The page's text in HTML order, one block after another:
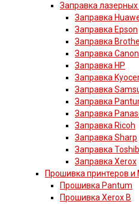
Заправка
Заправка
Заправка Epson
Заправка
Заправка Canon
Заправка HP
Заправка
Заправка
Заправка
Заправка
Заправка Ricoh
Заправка Sharp
Заправка
Заправка Xerox
Прошивка принтеров
Прошивка Pantum
Прошивка Xerox B